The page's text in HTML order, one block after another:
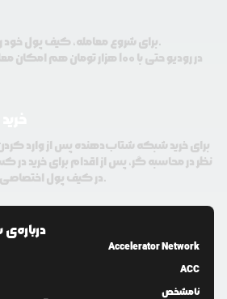
برای شروع معامله، کیف پول خود را به میزان دلخواه شارژ کنید.
در رودیو حتی با 100 هزار تومان هم
برای خرید شبکه شتاب‌دهنده پس از وارد
نظر در محاسبه گر، پس از اقدام برای خرید در
در کیف پول اختصاصی شما قابل مشاهده میباشد.
درباره‌ی
Accelerator Network
ACC
نامشخص